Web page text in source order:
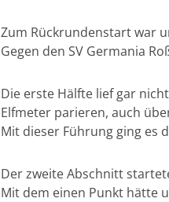
Zum Rückrundenstart war
Gegen den SV Germania
Die erste Hälfte lief gar
Elfmeter parieren, auch
Mit dieser Führung ging es
Der zweite Abschnitt
Mit dem einen Punkt hätte